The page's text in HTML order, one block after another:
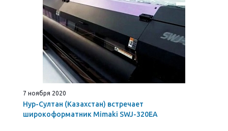
7 ноября 2020
Нур-Султан (Казахстан) встречает
широкоформатник Mimaki SWJ-320EA